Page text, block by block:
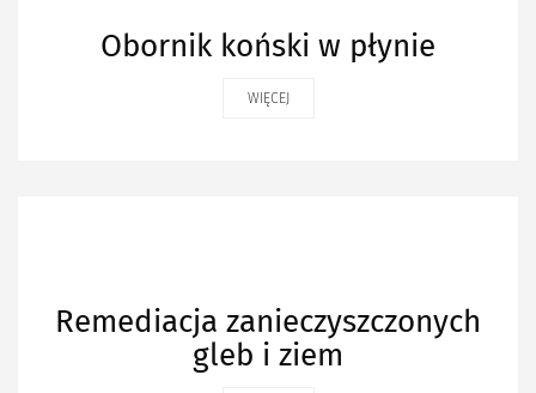
Obornik koński w płynie
WIĘCEJ
Remediacja zanieczyszczonych
gleb i ziem